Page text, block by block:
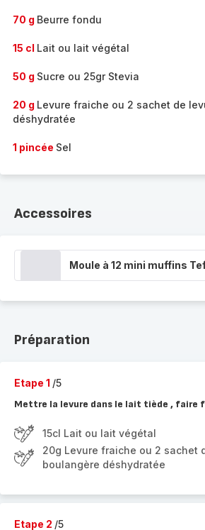
70 g Beurre fondu
15 cl Lait ou lait végétal
50 g Sucre ou 25gr Stevia
20 g Levure fraiche ou 2 sachet de
déshydratée
1 pincée Sel
Accessoires
Moule à 12 mini muffins
Préparation
Etape 1 /5
Mettre la levure dans le lait tiède , faire
15cl Lait ou lait végétal
20g Levure fraiche ou 2 sachet
boulangère déshydratée
Etape 2 /5